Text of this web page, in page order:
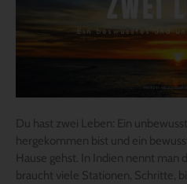
Du hast zwei Leben: Ein
hergekommen bist und ein
Hause gehst. In Indien nennt man
braucht viele Stationen, Schritte,